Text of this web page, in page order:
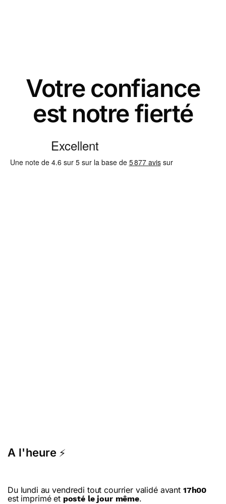
Votre confiance
est notre fierté
A l'heure ⚡
Du lundi au vendredi tout courrier validé avant 17h00
est imprimé et posté le jour même.